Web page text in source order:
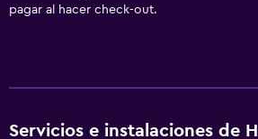
pagar al hacer check-out.
Servicios e instalaciones de